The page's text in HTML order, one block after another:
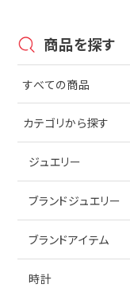
商品を探す
すべての商品
カテゴリから探す
ジュエリー
アイテムで探す
ブランドジュエリー
アイテムで探す
ブランドアイテム
アイテムで探す
時計